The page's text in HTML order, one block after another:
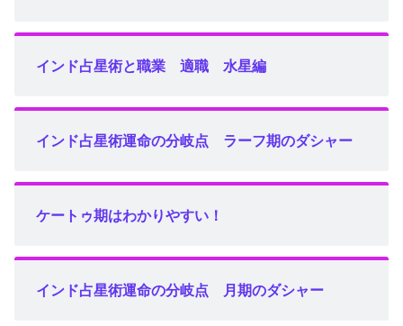
インド占星術と職業 適職 水星編
インド占星術運命の分岐点 ラーフ期のダシャー
ケートゥ期はわかりやすい！
インド占星術運命の分岐点 月期のダシャー